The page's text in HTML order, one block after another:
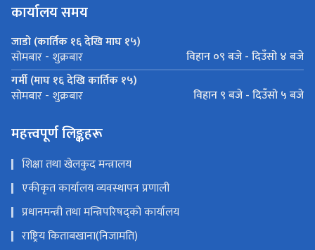
कार्यालय समय
जाडो (कार्तिक १६ देखि माघ १५)
सोमबार - शुक्रबार
विहान ०९ बजे - दिउँसो ४ बजे
गर्मी (माघ १६ देखि कार्तिक १५)
सोमबार - शुक्रबार विहान ९ बजे - दिउँसो ५ बजे
महत्त्वपूर्ण लिङ्कहरू
शिक्षा तथा खेलकुद मन्त्रालय
एकीकृत कार्यालय व्यवस्थापन प्रणाली
प्रधानमन्त्री तथा मन्त्रिपरिषद्को कार्यालय
राष्ट्रिय किताबखाना(निजामति)